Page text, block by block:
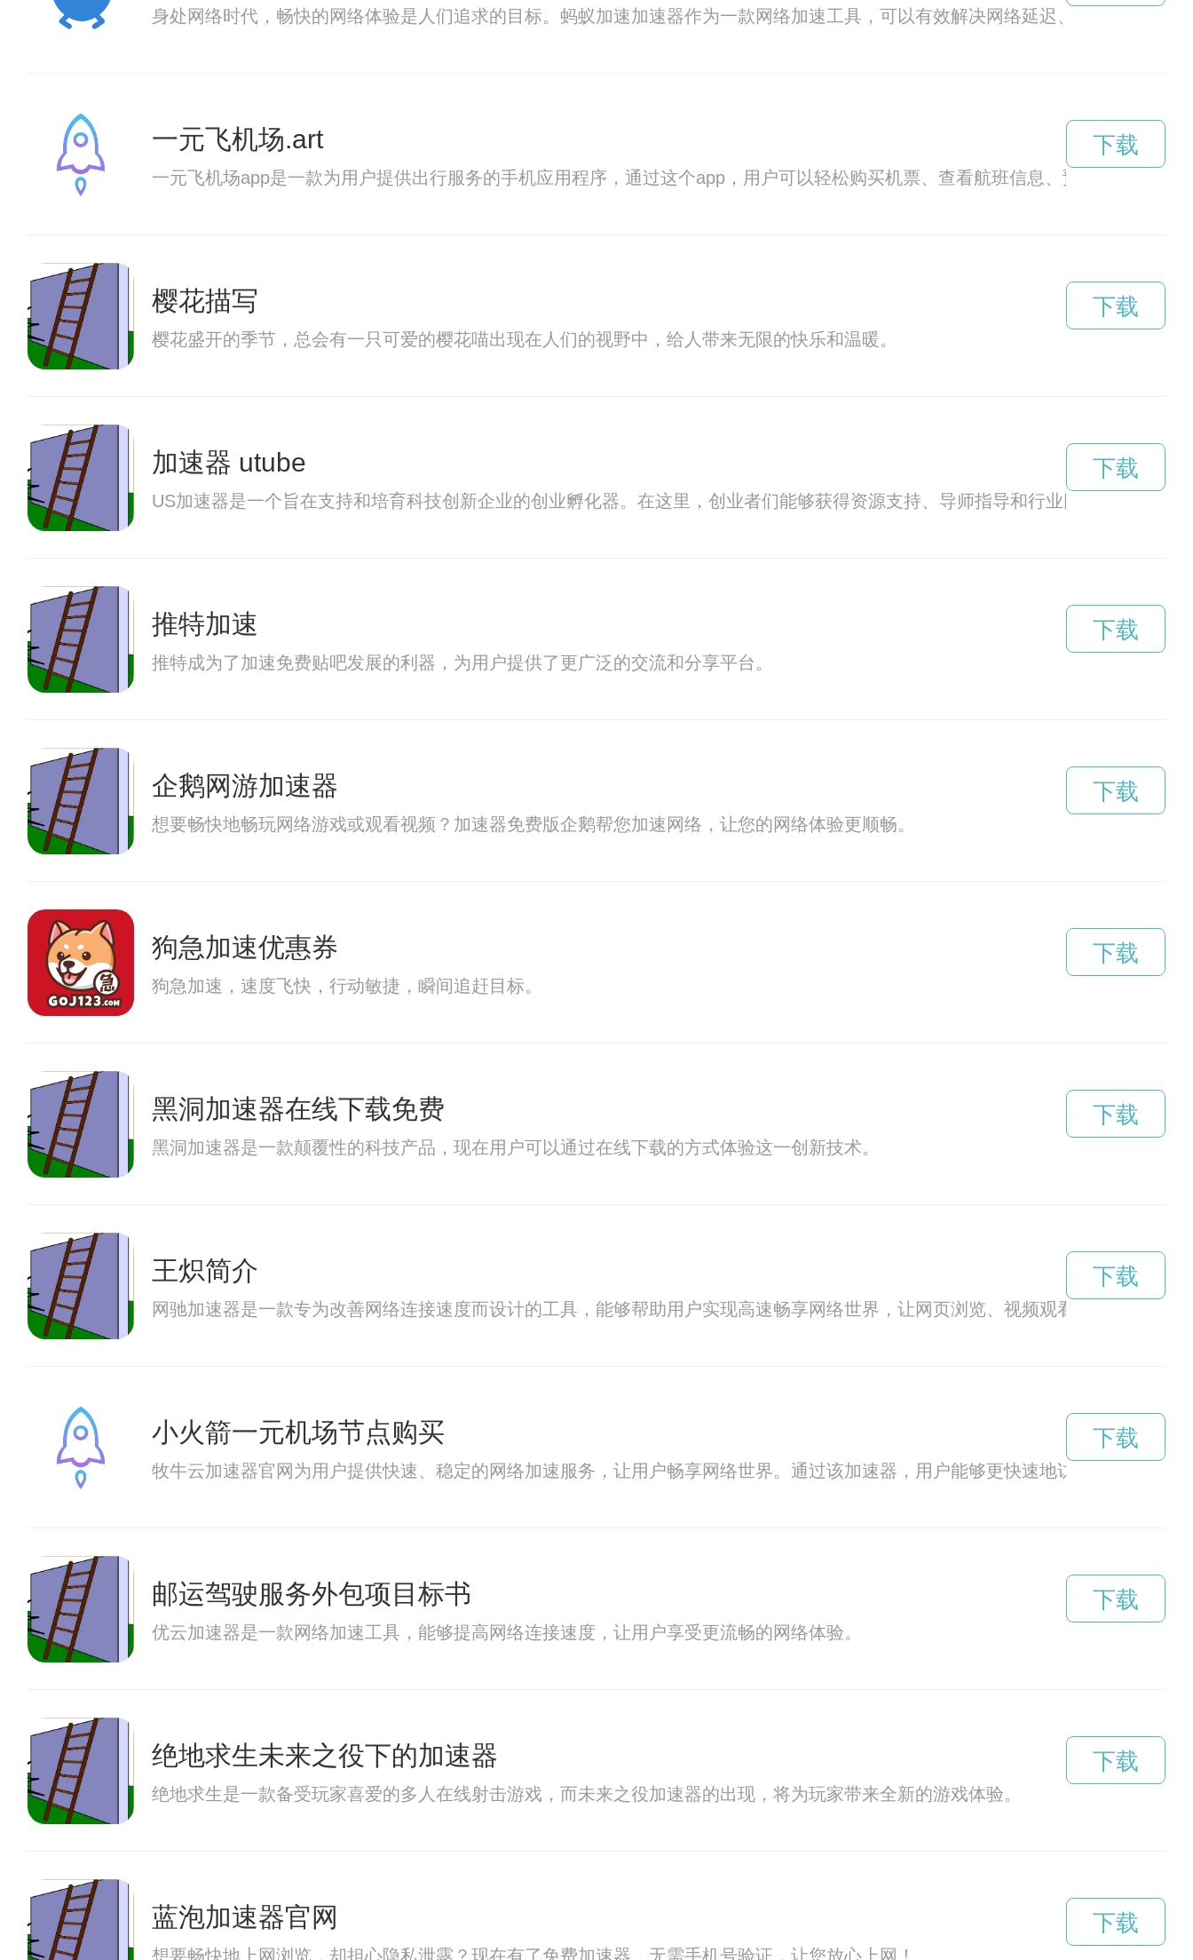
身处网络时代，畅快的网络体验是人们追求的目标。蚂蚁加速加速器作为一款网络加速工具，可以有效解决网络延迟、卡顿等问题，
一元飞机场.art
一元飞机场app是一款为用户提供出行服务的手机应用程序，通过这个app，用户可以轻松购买机票、查看航班信息、预订机场服务
下载
樱花描写
樱花盛开的季节，总会有一只可爱的樱花喵出现在人们的视野中，给人带来无限的快乐和温暖。
下载
加速器 utube
US加速器是一个旨在支持和培育科技创新企业的创业孵化器。在这里，创业者们能够获得资源支持、导师指导和行业网络，加速他
下载
推特加速
推特成为了加速免费贴吧发展的利器，为用户提供了更广泛的交流和分享平台。
下载
企鹅网游加速器
想要畅快地畅玩网络游戏或观看视频？加速器免费版企鹅帮您加速网络，让您的网络体验更顺畅。
下载
狗急加速优惠券
狗急加速，速度飞快，行动敏捷，瞬间追赶目标。
下载
黑洞加速器在线下载免费
黑洞加速器是一款颠覆性的科技产品，现在用户可以通过在线下载的方式体验这一创新技术。
下载
王炽简介
网驰加速器是一款专为改善网络连接速度而设计的工具，能够帮助用户实现高速畅享网络世界，让网页浏览、视频观看、游戏等等在
下载
小火箭一元机场节点购买
牧牛云加速器官网为用户提供快速、稳定的网络加速服务，让用户畅享网络世界。通过该加速器，用户能够更快速地访问网站、观看
下载
邮运驾驶服务外包项目标书
优云加速器是一款网络加速工具，能够提高网络连接速度，让用户享受更流畅的网络体验。
下载
绝地求生未来之役下的加速器
绝地求生是一款备受玩家喜爱的多人在线射击游戏，而未来之役加速器的出现，将为玩家带来全新的游戏体验。
下载
蓝泡加速器官网
想要畅快地上网浏览，却担心隐私泄露？现在有了免费加速器，无需手机号验证，让您放心上网！
下载